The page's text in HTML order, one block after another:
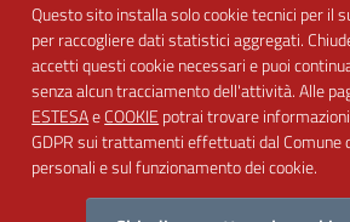
Dichiarazione di accessibilità
Feedback accessibilità
Questo sito installa solo cookie tecnici per il
per raccogliere dati statistici aggregati.
accetti questi cookie necessari e puoi
senza alcun tracciamento dell'attività. Alle
ESTESAeCOOKIE potrai trovare
GDPR sui trattamenti effettuati dal Comune
personali e sul funzionamento dei cookie.